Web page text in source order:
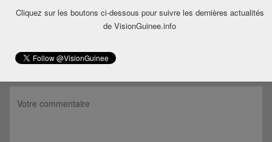
Cliquez sur les boutons ci-dessous pour suivre les dernières actualités
de VisionGuinee.info